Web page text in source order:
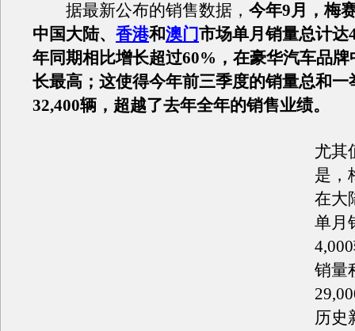
据最新公布的销售数据， 今年9月，梅
中国大陆、 香港和澳门市场单月销量总计达
年同期相比增长超过60%，在豪华汽车品牌
长最高；这使得今年前三季度的销量总和一
32,400辆，超越了去年全年的销售业绩。
尤其
是，
在大
单月
销量
历史